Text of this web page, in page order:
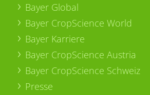
Bayer Global
Bayer CropScience World
Bayer Karriere
Bayer CropScience Austria
Bayer CropScience Schweiz
Presse